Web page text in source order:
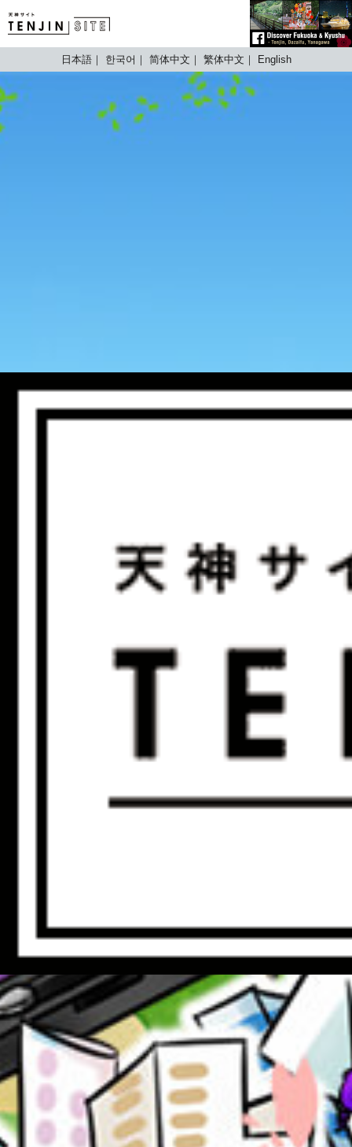
TENJIN SITE
日本語 한국어 简体中文 繁体中文 English